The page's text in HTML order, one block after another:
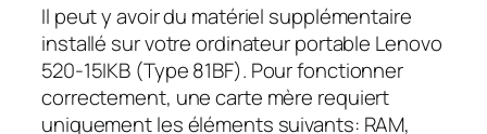
Il peut y avoir du matériel supplémentaire
installé sur votre ordinateur portable Lenovo
520-15IKB (Type 81BF). Pour fonctionner
correctement, une carte mère requiert
uniquement les éléments suivants: RAM,